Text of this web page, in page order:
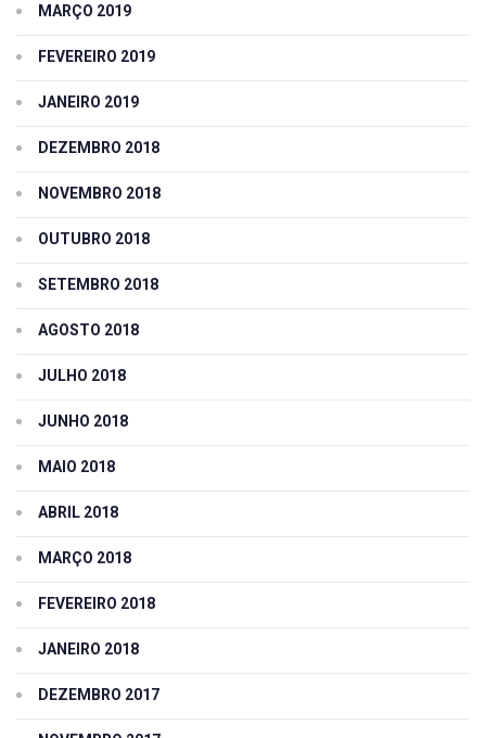
MARÇO 2019
FEVEREIRO 2019
JANEIRO 2019
DEZEMBRO 2018
NOVEMBRO 2018
OUTUBRO 2018
SETEMBRO 2018
AGOSTO 2018
JULHO 2018
JUNHO 2018
MAIO 2018
ABRIL 2018
MARÇO 2018
FEVEREIRO 2018
JANEIRO 2018
DEZEMBRO 2017